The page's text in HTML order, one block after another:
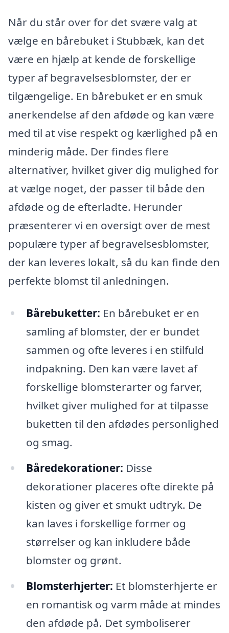
Når du står over for det svære valg at
vælge en bårebuket i Stubbæk, kan det
være en hjælp at kende de forskellige
typer af begravelsesblomster, der er
tilgængelige. En bårebuket er en smuk
anerkendelse af den afdøde og kan være
med til at vise respekt og kærlighed på en
minderig måde. Der findes flere
alternativer, hvilket giver dig mulighed for
at vælge noget, der passer til både den
afdøde og de efterladte. Herunder
præsenterer vi en oversigt over de mest
populære typer af begravelsesblomster,
der kan leveres lokalt, så du kan finde den
perfekte blomst til anledningen.
Bårebuketter: En bårebuket er en
samling af blomster, der er bundet
sammen og ofte leveres i en stilfuld
indpakning. Den kan være lavet af
forskellige blomsterarter og farver,
hvilket giver mulighed for at tilpasse
buketten til den afdødes personlighed
og smag.
Båredekorationer: Disse
dekorationer placeres ofte direkte på
kisten og giver et smukt udtryk. De
kan laves i forskellige former og
størrelser og kan inkludere både
blomster og grønt.
Blomsterhjerter: Et blomsterhjerte er
en romantisk og varm måde at mindes
den afdøde på. Det symboliserer